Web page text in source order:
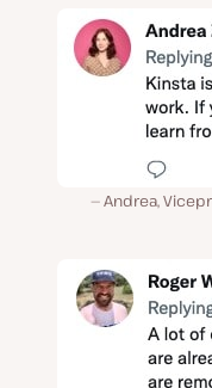
Andrea,